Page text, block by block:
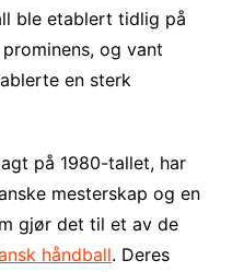
ble etablert tidlig på
og vant
en sterk
på 1980-tallet, har
mesterskap og en
gjør det til et av de
håndball. Deres